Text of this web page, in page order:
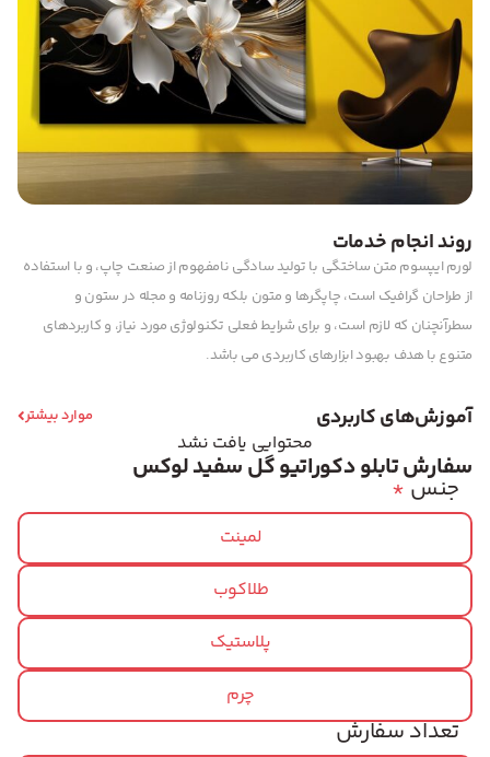
روند انجام خدمات
لورم ایپسوم متن ساختگی با تولید سادگی نامفهوم از صنعت چاپ، و با استفاده
از طراحان گرافیک است، چاپگرها و متون بلکه روزنامه و مجله در ستون و
سطرآنچنان که لازم است، و برای شرایط فعلی تکنولوژی مورد نیاز، و کاربردهای
متنوع با هدف بهبود ابزارهای کاربردی می باشد.
آموزش‌های کاربردی موارد بیشتر
محتوایی یافت نشد
سفارش تابلو دکوراتیو گل سفید لوکس
*جنس
لمینت
طلاکوب
پلاستیک
چرم
تعداد سفارش